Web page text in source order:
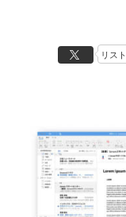
リスト